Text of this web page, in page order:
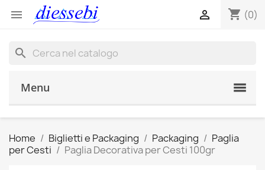
 shopping_cart (0)

search
Menu
Home Biglietti e Packaging Packaging
Paglia
per Cesti
Paglia Decorativa per Cesti 100gr